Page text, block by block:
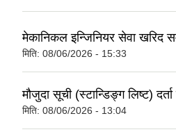
मेकानिकल इन्जिनियर सेवा खरिद
मिति: 08/06/2026 - 15:33
मौजुदा सूची (स्टान्डिङ्ग लिष्ट)
मिति: 08/06/2026 - 13:04